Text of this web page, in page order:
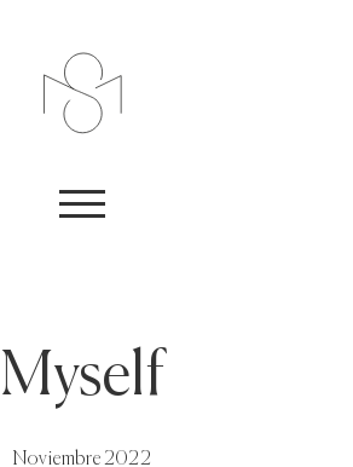
Myself
Noviembre 2022